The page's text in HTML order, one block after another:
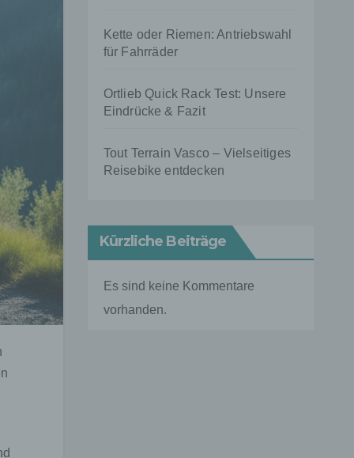
Kette oder Riemen: Antriebswahl
für Fahrräder
Ortlieb Quick Rack Test: Unsere
Eindrücke & Fazit
Tout Terrain Vasco – Vielseitiges
Reisebike entdecken
Kürzliche Beiträge
Es sind keine Kommentare
vorhanden.